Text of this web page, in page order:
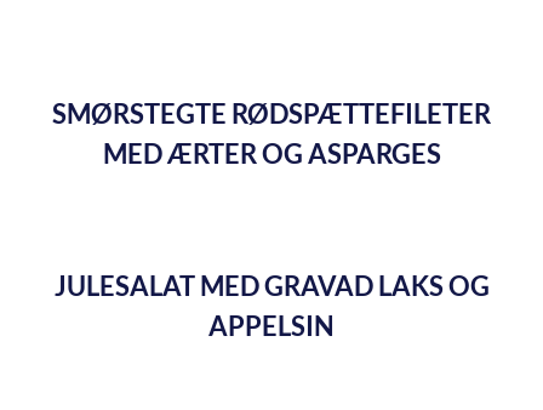
SMØRSTEGTE RØDSPÆTTEFILETER
MED ÆRTER OG ASPARGES
JULESALAT MED GRAVAD LAKS OG
APPELSIN